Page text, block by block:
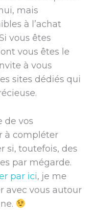
mais
à l’achat
vous êtes
vous êtes le
à vous
sites dédiés qui
de vos
à compléter
si, toutefois, des
par mégarde.
par ici, je me
avec vous autour